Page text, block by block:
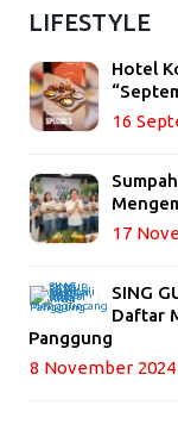
LIFESTYLE
Hotel
16
17
SING
Daftar
Panggung
8 November 2024